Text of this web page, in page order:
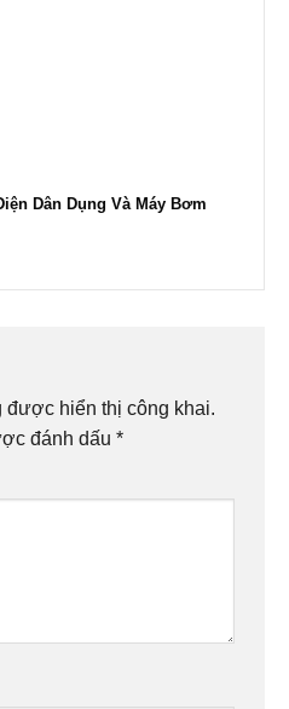
Dân Dụng Và Máy Bơm
được hiển thị công khai.
đánh dấu *